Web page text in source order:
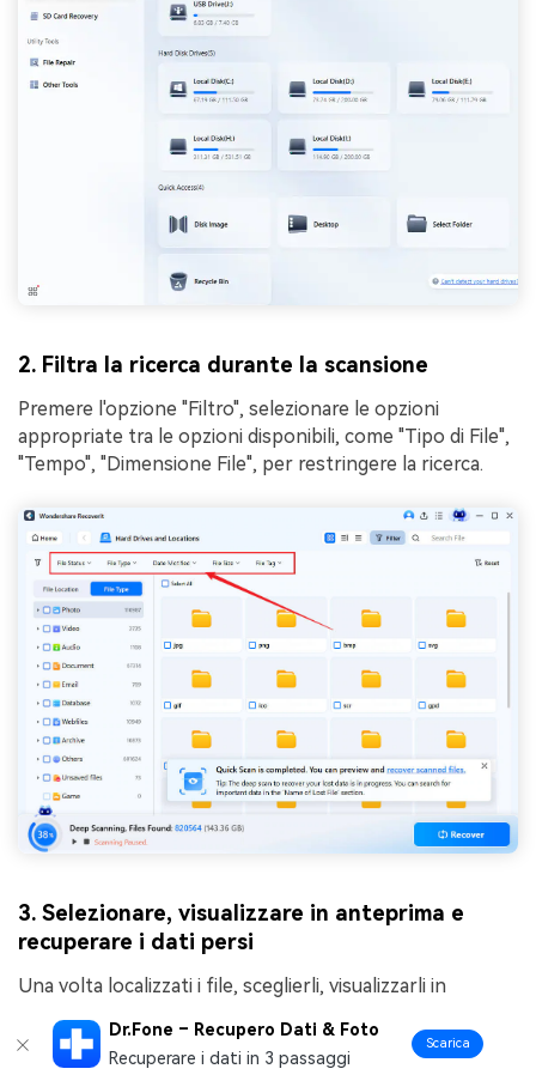
2. Filtra la ricerca durante la scansione
Premere l'opzione "Filtro", selezionare le opzioni
appropriate tra le opzioni disponibili, come "Tipo di File",
"Tempo", "Dimensione File", per restringere la ricerca.
3. Selezionare, visualizzare in anteprima e
recuperare i dati persi
Una volta localizzati i file, sceglierli, visualizzarli in
Dr.Fone – Recupero Dati & Foto
Recuperare i dati in 3 passaggi
Scarica